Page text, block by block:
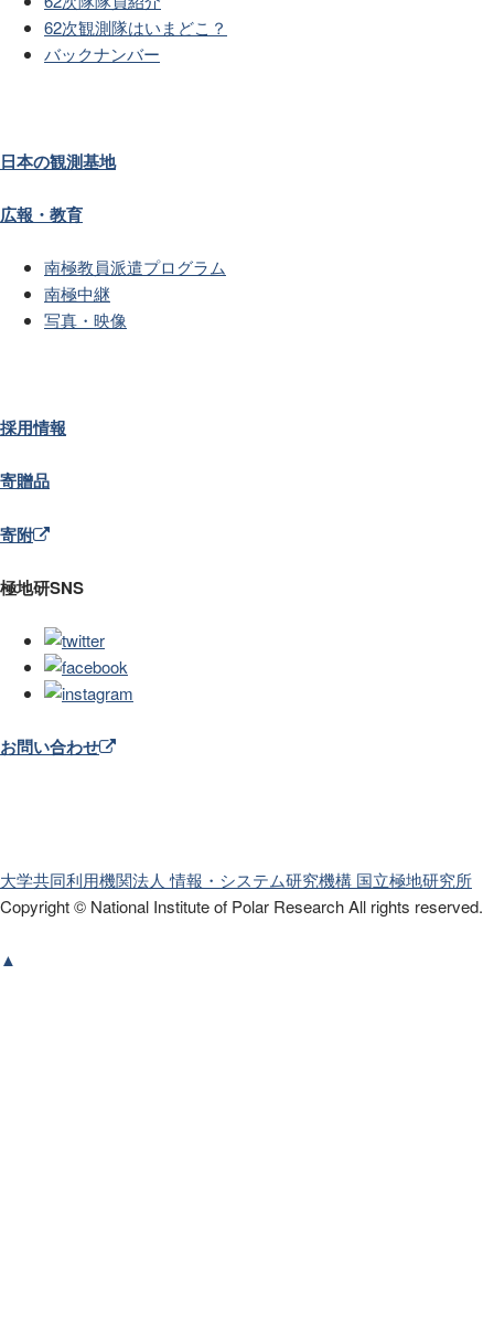
62次観測隊はいまどこ？
バックナンバー
日本の観測基地
広報・教育
南極教員派遣プログラム
南極中継
写真・映像
採用情報
寄贈品
寄附
極地研SNS
お問い合わせ
大学共同利用機関法人 情報・システム研究機構 国立極地研究所
Copyright © National Institute of Polar ResearchAll rights reserved.
▲